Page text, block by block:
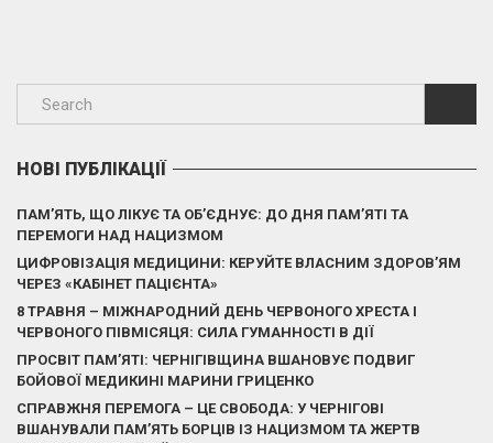
НОВІ ПУБЛІКАЦІЇ
ПАМ’ЯТЬ, ЩО ЛІКУЄ ТА ОБ’ЄДНУЄ: ДО ДНЯ ПАМ’ЯТІ ТА
ПЕРЕМОГИ НАД НАЦИЗМОМ
ЦИФРОВІЗАЦІЯ МЕДИЦИНИ: КЕРУЙТЕ ВЛАСНИМ ЗДОРОВ’ЯМ
ЧЕРЕЗ «КАБІНЕТ ПАЦІЄНТА»
8 ТРАВНЯ – МІЖНАРОДНИЙ ДЕНЬ ЧЕРВОНОГО ХРЕСТА І
ЧЕРВОНОГО ПІВМІСЯЦЯ: СИЛА ГУМАННОСТІ В ДІЇ
ПРОСВІТ ПАМ’ЯТІ: ЧЕРНІГІВЩИНА ВШАНОВУЄ ПОДВИГ
БОЙОВОЇ МЕДИКИНІ МАРИНИ ГРИЦЕНКО
СПРАВЖНЯ ПЕРЕМОГА – ЦЕ СВОБОДА: У ЧЕРНІГОВІ
ВШАНУВАЛИ ПАМ’ЯТЬ БОРЦІВ ІЗ НАЦИЗМОМ ТА ЖЕРТВ